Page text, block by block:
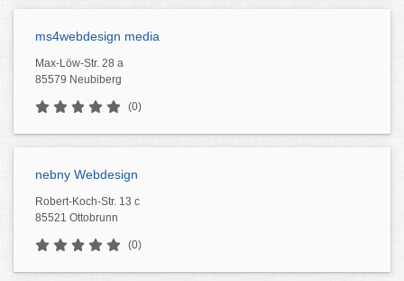
ms4webdesign media
Max-Löw-Str. 28 a
85579 Neubiberg
(0)
nebny Webdesign
Robert-Koch-Str. 13 c
85521 Ottobrunn
(0)